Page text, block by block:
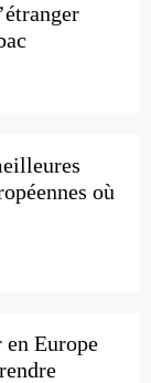
où
Europe